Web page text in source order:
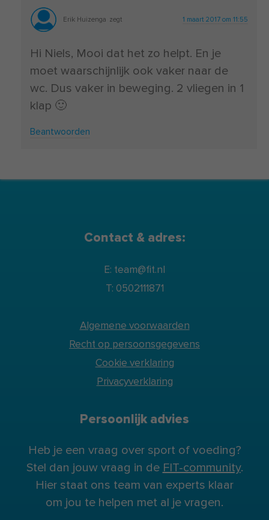
Erik Huizenga zegt 1 maart 2017 om 11:55
Hi Niels, Mooi dat het zo helpt. En je
moet waarschijnlijk ook vaker naar de
wc. Dus vaker in beweging. 2 vliegen in 1
klap 🙂
Beantwoorden
Contact & adres:
E: team@fit.nl
T: 0502111871
Algemene voorwaarden
Recht op persoonsgegevens
Cookie verklaring
Privacyverklaring
Persoonlijk advies
Heb je een vraag over sport of voeding?
Stel dan jouw vraag in de FIT-community.
Hier staat ons team van experts klaar
om jou te helpen met al je vragen.